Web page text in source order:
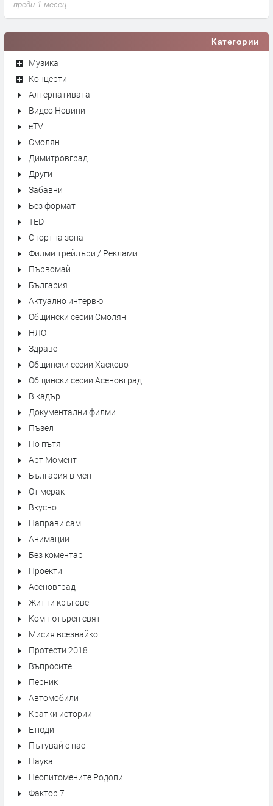
преди 1 месец
Категории
Музика
Концерти
Алтернативата
Видео Новини
eTV
Смолян
Димитровград
Други
Забавни
Без формат
TED
Спортна зона
Филми трейлъри / Реклами
Първомай
България
Актуално интервю
Общински сесии Смолян
НЛО
Здраве
Общински сесии Хасково
Общински сесии Асеновград
В кадър
Документални филми
Пъзел
По пътя
Арт Момент
България в мен
От мерак
Вкусно
Направи сам
Анимации
Без коментар
Проекти
Асеновград
Житни кръгове
Компютърен свят
Мисия всезнайко
Протести 2018
Въпросите
Перник
Автомобили
Кратки истории
Етюди
Пътувай с нас
Наука
Неопитомените Родопи
Фактор 7